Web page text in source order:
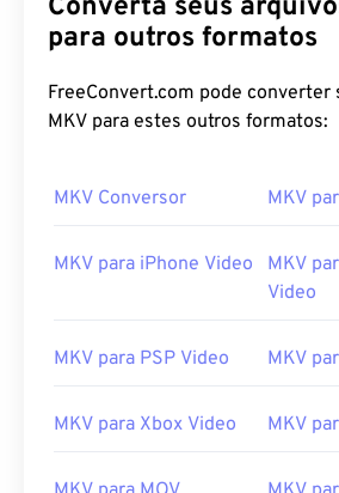
Converta seus arquivos
para outros formatos
FreeConvert.com pode converter
MKV para estes outros formatos:
MKV Conversor MKV
MKV para iPhone Video
MKV
Video
MKV para PSP Video MKV
MKV para Xbox Video MKV